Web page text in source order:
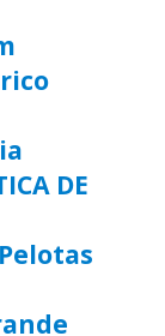
DE